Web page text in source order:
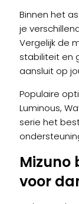
Binnen het
je
Vergelijk de
stabiliteit en
aansluit op
Populaire
Luminous,
serie het
Mizuno
voor